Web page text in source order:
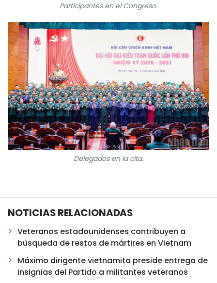
Participantes en el Congreso.
Delegados en la cita.
NOTICIAS RELACIONADAS
Veteranos estadounidenses contribuyen a
búsqueda de restos de mártires en Vietnam
Máximo dirigente vietnamita preside entrega de
insignias del Partido a militantes veteranos